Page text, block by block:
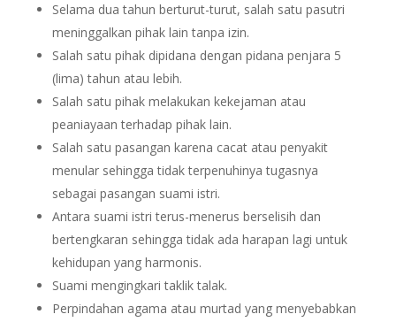
Selama dua tahun berturut-turut, salah satu pasutri
meninggalkan pihak lain tanpa izin.
Salah satu pihak dipidana dengan pidana penjara 5
(lima) tahun atau lebih.
Salah satu pihak melakukan kekejaman atau
peaniayaan terhadap pihak lain.
Salah satu pasangan karena cacat atau penyakit
menular sehingga tidak terpenuhinya tugasnya
sebagai pasangan suami istri.
Antara suami istri terus-menerus berselisih dan
bertengkaran sehingga tidak ada harapan lagi untuk
kehidupan yang harmonis.
Suami mengingkari taklik talak.
Perpindahan agama atau murtad yang menyebabkan